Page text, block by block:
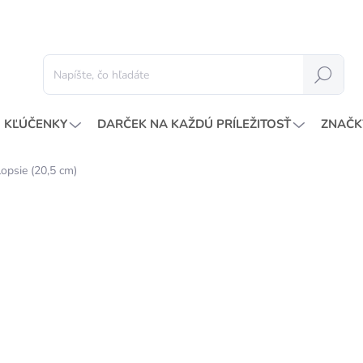
Hľadať
KĽÚČENKY DARČEK NA KAŽDÚ PRÍLEŽITOSŤ
(20,5 cm)